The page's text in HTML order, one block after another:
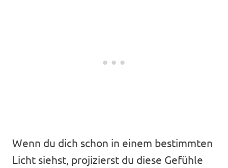
Wenn du dich schon in einem bestimmten
Licht siehst, projizierst du diese Gefühle